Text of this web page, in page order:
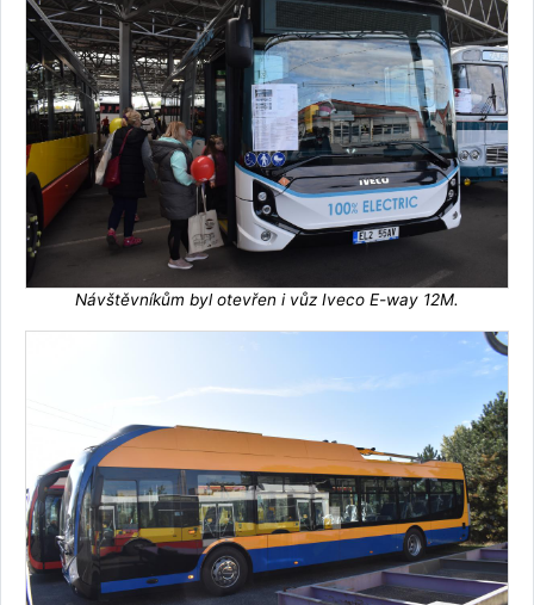
Návštěvníkům byl otevřen i vůz Iveco E-way 12M.